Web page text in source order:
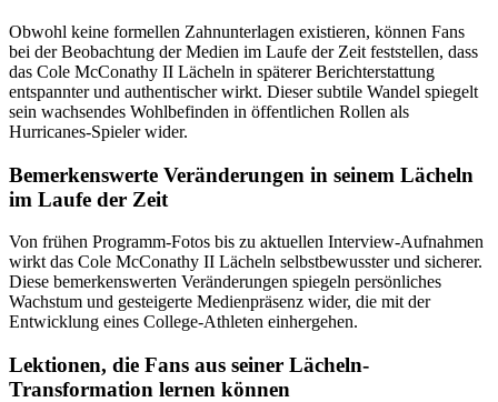
Obwohl keine formellen Zahnunterlagen existieren, können Fans
bei der Beobachtung der Medien im Laufe der Zeit feststellen, dass
das Cole McConathy II Lächeln in späterer Berichterstattung
entspannter und authentischer wirkt. Dieser subtile Wandel spiegelt
sein wachsendes Wohlbefinden in öffentlichen Rollen als
Hurricanes-Spieler wider.
Bemerkenswerte Veränderungen in seinem Lächeln
im Laufe der Zeit
Von frühen Programm-Fotos bis zu aktuellen Interview-Aufnahmen
wirkt das Cole McConathy II Lächeln selbstbewusster und sicherer.
Diese bemerkenswerten Veränderungen spiegeln persönliches
Wachstum und gesteigerte Medienpräsenz wider, die mit der
Entwicklung eines College-Athleten einhergehen.
Lektionen, die Fans aus seiner Lächeln-
Transformation lernen können